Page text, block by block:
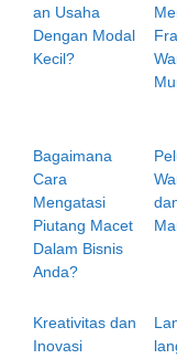
an Usaha
Dengan Modal
Kecil?
Bagaimana
Cara
Mengatasi
Piutang Macet
Dalam Bisnis
Anda?
Kreativitas dan
Inovasi